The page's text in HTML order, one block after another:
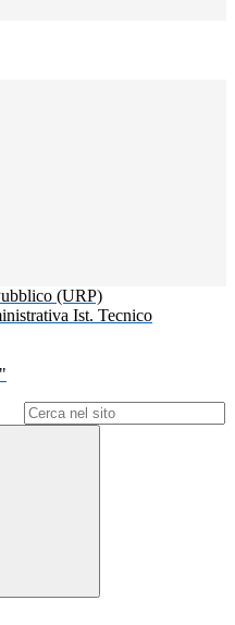
(URP)
Ist. Tecnico